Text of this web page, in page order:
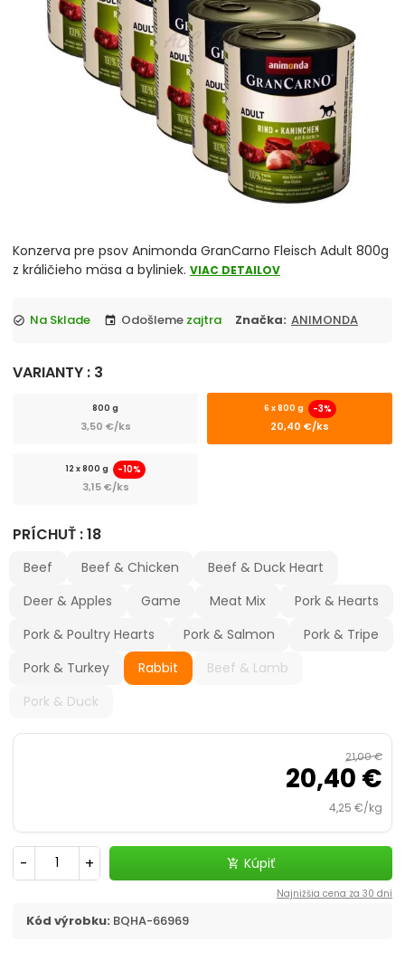
Vitamíny a liečivá
Tašky a kabelky
Cestovanie so psom
Antiparazitiká pre psov
Flexi, Amigo - vodítko samonavíjacie
Strojčeky na strihanie
Kozmetika a hygiena
Výcvik a šport
Náhubky
Oblečenie chevron_right
Topánky
Konzerva pre psov Animonda GranCarno Fleisch Adult 800g
z králičieho mäsa a byliniek. VIAC DETAILOV
check_circle Na Sklade event Odošleme zajtra Značka: ANIMONDA
VARIANTY : 3
800 g
3,50 €/ks
6 x 800 g -3%
20,40 €/ks
12 x 800 g -10%
3,15 €/ks
PRÍCHUŤ : 18
Beef Beef & Chicken
Beef & Duck Heart
Deer & Apples
Game Meat Mix
Pork & Hearts
Pork & Poultry Hearts
Pork & Salmon
Pork & Tripe
Pork & Turkey
Rabbit
Beef & Lamb
Pork & Duck
21,00 €
20,40 €
4,25 €/kg
- + add_shopping_cart Kúpiť
Najnižšia cena za 30 dní
Kód výrobku: BQHA-66969